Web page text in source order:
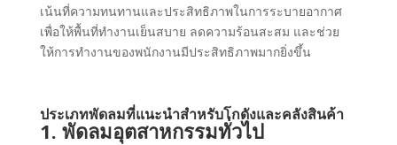
เน้นที่ความทนทานและประสิทธิภาพในการระบายอากาศ
เพื่อให้พื้นที่ทำงานเย็นสบาย ลดความร้อนสะสม และช่วย
ให้การทำงานของพนักงานมีประสิทธิภาพมากยิ่งขึ้น
ประเภทพัดลมที่แนะนำสำหรับโกดังและคลังสินค้า
1. พัดลมอุตสาหกรรมทั่วไป